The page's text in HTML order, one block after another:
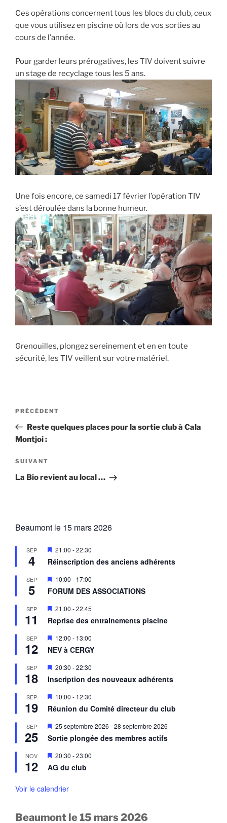
Ces opérations concernent tous les blocs du club, ceux
que vous utilisez en piscine où lors de vos sorties au
cours de l’année.
Pour garder leurs prérogatives, les TIV doivent suivre
un stage de recyclage tous les 5 ans.
Une fois encore, ce samedi 17 février l’opération TIV
s’est déroulée dans la bonne humeur.
Grenouilles, plongez sereinement et en en toute
sécurité, les TIV veillent sur votre matériel.
Navigation
l’article
Article
précédent
PRÉCÉDENT
Reste quelques places pour la sortie club à Cala
Montjoi :
Article
suivant
SUIVANT
La Bio revient au local …
Beaumont le 15 mars 2026
SEP
4
M
i
s
n
a
a
n
t
21:00 -22:30
Réinscription des anciens adhérents
SEP
5
M
i
s
n
a
v
a
n
t
10:00 - 17:00
FORUM DES ASSOCIATIONS
SEP
11
M
s
n
a
a
n
t
21:00 -22:45
Reprise des entrainements piscine
SEP
12
M
i
s
n
a
a
n
t
12:00 - 13:00
NEV à CERGY
SEP
18
M
s
n
a
a
n
t
20:30 -22:30
Inscription des nouveaux adhérents
SEP
19
M
i
s
n
a
a
n
t
10:00 - 12:30
Réunion du Comité directeur du club
SEP
25
M
s
n
a
n
25 septembre 2026 -28 septembre 2026
Sortie plongée des membres actifs
NOV
12
M
i
s
n
n
20:30 -23:00
AG du club
Voir le calendrier
Beaumont le 15 mars 2026